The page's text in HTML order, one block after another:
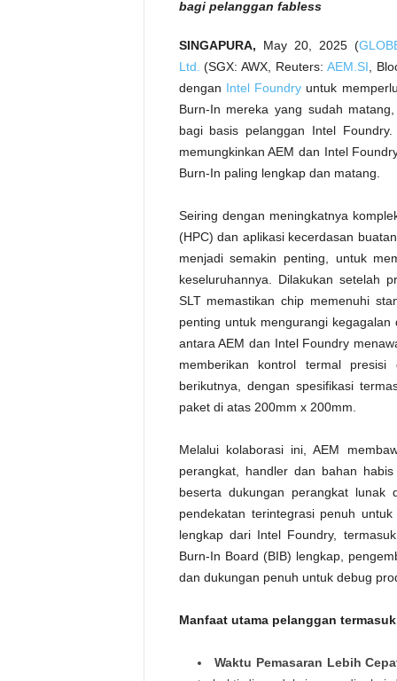
bagi pelanggan fabless
SINGAPURA, May 20, 2025 (
Ltd. (SGX: AWX, Reuters:AEM.SI ,
dengan Intel Foundry untuk
Burn-In mereka yang sudah
bagi basis pelanggan Intel
memungkinkan AEM dan Intel
Burn-In paling lengkap dan matang.
Seiring dengan meningkatnya
(HPC) dan aplikasi kecerdasan
menjadi semakin penting, untuk
keseluruhannya. Dilakukan setelah
SLT memastikan chip memenuhi
penting untuk mengurangi
antara AEM dan Intel Foundry
memberikan kontrol termal
berikutnya, dengan spesifikasi
paket di atas 200mm x 200mm.
Melalui kolaborasi ini, AEM
perangkat, handler dan bahan
beserta dukungan perangkat
pendekatan terintegrasi penuh
lengkap dari Intel Foundry,
Burn-In Board (BIB) lengkap,
dan dukungan penuh untuk debug
Manfaat utama pelanggan
Waktu Pemasaran Lebih